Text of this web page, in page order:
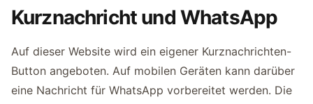
Kurznachricht und WhatsApp
Auf dieser Website wird ein eigener Kurznachrichten-
Button angeboten. Auf mobilen Geräten kann darüber
eine Nachricht für WhatsApp vorbereitet werden. Die